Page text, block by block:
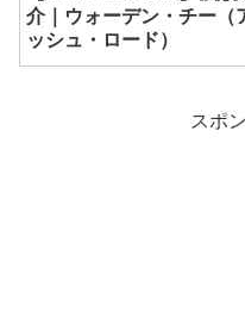
介｜ウォーデン・チー（
ッシュ・ロード）
スポ